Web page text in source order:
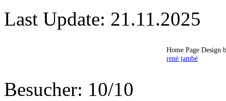
Last Update: 21.11.2025
Home Page Design
rené jambé
Besucher: 10/10